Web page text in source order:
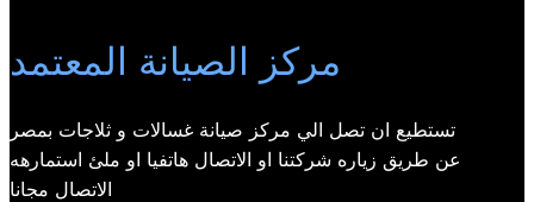
مركز الصيانة المعتمد
تستطيع ان تصل الي مركز صيانة غسالات و ثلاجات بمصر
عن طريق زياره شركتنا او الاتصال هاتفيا او ملئ استمارهه
الاتصال مجانا